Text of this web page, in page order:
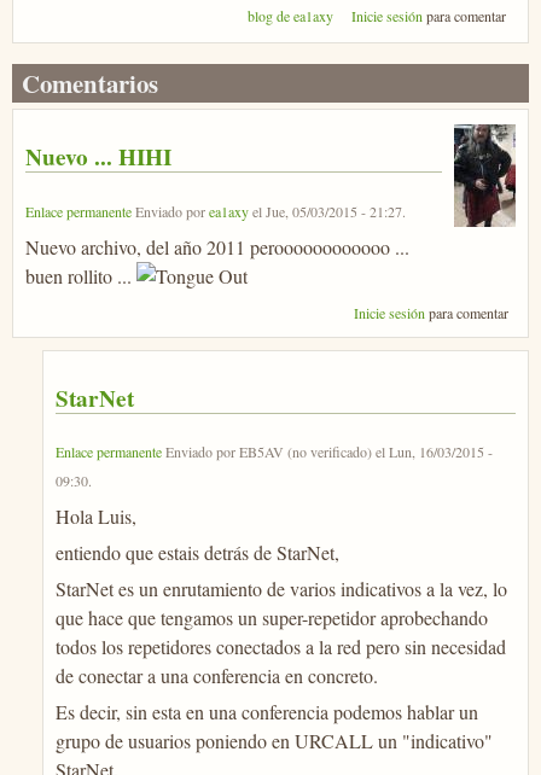
blog de ea1axy Inicie sesión para comentar
Comentarios
Nuevo ... HIHI
Enlace permanenteEnviado porea1axyelJue, 05/03/2015 - 21:27.
Nuevo archivo, del año 2011 peroooooooooooo ...
buen rollito ...
Inicie sesión para comentar
StarNet
Enlace permanenteEnviado porEB5AV (no verificado)elLun, 16/03/2015 -
09:30.
Hola Luis,
entiendo que estais detrás de StarNet,
StarNet es un enrutamiento de varios indicativos a la vez, lo
que hace que tengamos un super-repetidor aprobechando
todos los repetidores conectados a la red pero sin necesidad
de conectar a una conferencia en concreto.
Es decir, sin esta en una conferencia podemos hablar un
grupo de usuarios poniendo en URCALL un "indicativo"
StarNet.